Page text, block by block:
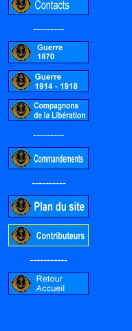
---------
---------
----------
-----------